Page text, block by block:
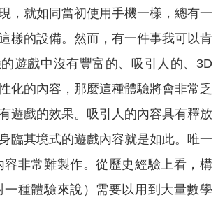
，就如同當初使用手機一樣，總有一
樣的設備。然而，有一件事我可以肯
遊戲中沒有豐富的、吸引人的、3D
化的內容，那麼這種體驗將會非常乏
遊戲的效果。吸引人的內容具有釋放
臨其境式的遊戲內容就是如此。唯一
容非常難製作。從歷史經驗上看，構
一種體驗來說）需要以用到大量數學